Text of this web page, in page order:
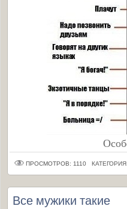
ПРОСМОТРОВ: 1110 КАТЕГОРИЯ:
Все мужики такие